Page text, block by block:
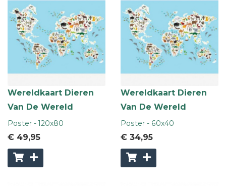
Wereldkaart Dieren
Van De Wereld
Poster - 120x80
€ 49,95
Wereldkaart Dieren
Van De Wereld
Poster - 60x40
€ 34,95